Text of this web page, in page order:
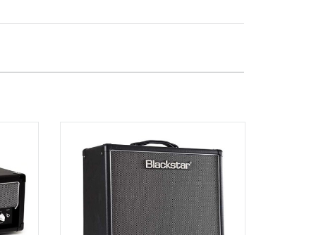
TPHCM, Quận 3, Hồ Chí Minh
Trong
289 Vành Đai Trong, Phường An Lạc,
TPHCM, Quận Bình Tân, Hồ Chí Minh
Việt Thương Music - 302 Cầu Giấy
Gian hàng G9-10 TTTM Discovery
Complex, số 302 Cầu Giấy, Phường
Cầu Giấy, Hà Nội , Cầu Giấy , Hà Nội